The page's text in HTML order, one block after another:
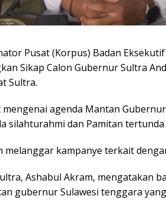
Pusat (Korpus) Badan
Sikap Calon Gubernur Sultra
Sultra.
agenda Mantan
silahturahmi dan Pamitan
melanggar kampanye terkait
Ashabul Akram, mengatakan
gubernur Sulawesi tenggara